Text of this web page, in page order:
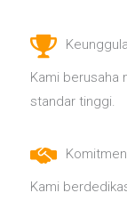
Kami berusaha
standar tinggi.
Komitmen
Kami